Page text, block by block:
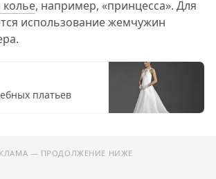
колье, например, «принцесса». Для
использование жемчужин
платьев
— ПРОДОЛЖЕНИЕ НИЖЕ